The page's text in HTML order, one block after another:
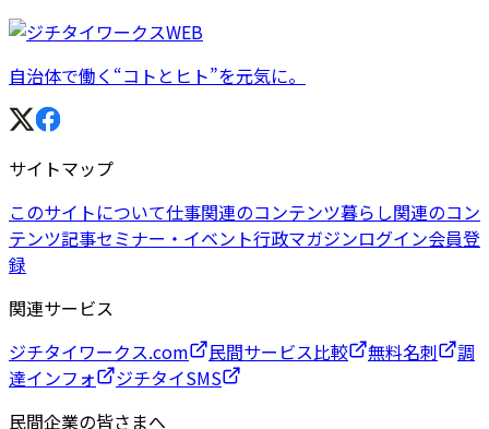
自治体で働く“コトとヒト”を元気に。
サイトマップ
このサイトについて仕事関連のコンテンツ暮らし関連のコン
テンツ記事セミナー・イベント行政マガジンログイン会員登
録
関連サービス
ジチタイワークス.com
民間サービス比較 無料名刺
調
達インフォ
ジチタイSMS
民間企業の皆さまへ